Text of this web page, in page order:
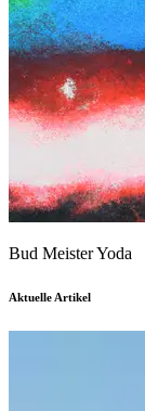
Bud Meister Yoda
Aktuelle Artikel